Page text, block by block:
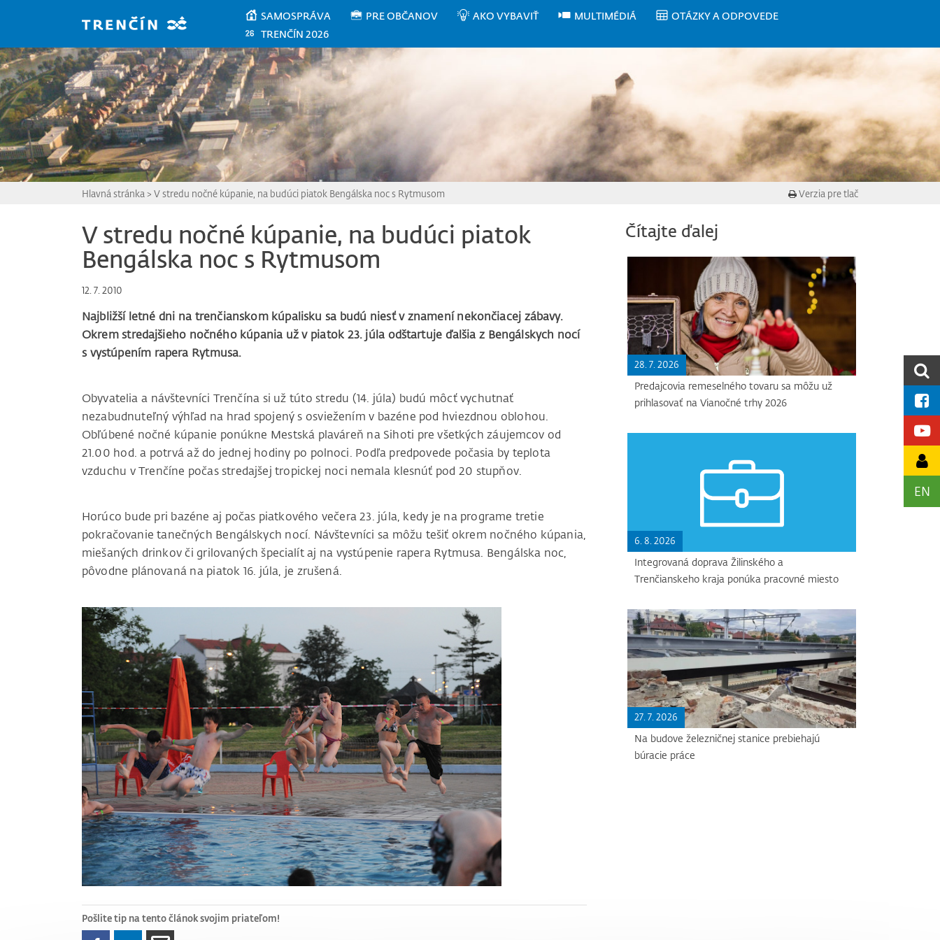
SAMOSPRÁVA PRE OBČANOV AKO VYBAVIŤ MULTIMÉDIÁ
OTÁZKY A ODPOVEDE
TRENČÍN 2026
EN
Hlavná stránka > V stredu nočné kúpanie, na budúci piatok Bengálska noc s Rytmusom Verzia pre tlač
V stredu nočné kúpanie, na budúci piatok
Bengálska noc s Rytmusom
12. 7. 2010
Najbližší letné dni na trenčianskom kúpalisku sa budú niesť v znamení nekončiacej zábavy.
Okrem stredajšieho nočného kúpania už v piatok 23. júla odštartuje ďalšia z Bengálskych nocí
s vystúpením rapera Rytmusa.
Obyvatelia a návštevníci Trenčína si už túto stredu (14. júla) budú môcť vychutnať
nezabudnuteľný výhľad na hrad spojený s osviežením v bazéne pod hviezdnou oblohou.
Obľúbené nočné kúpanie ponúkne Mestská plaváreň na Sihoti pre všetkých záujemcov od
21.00 hod. a potrvá až do jednej hodiny po polnoci. Podľa predpovede počasia by teplota
vzduchu v Trenčíne počas stredajšej tropickej noci nemala klesnúť pod 20 stupňov.
Horúco bude pri bazéne aj počas piatkového večera 23. júla, kedy je na programe tretie
pokračovanie tanečných Bengálskych nocí. Návštevníci sa môžu tešiť okrem nočného kúpania,
miešaných drinkov či grilovaných špecialít aj na vystúpenie rapera Rytmusa. Bengálska noc,
pôvodne plánovaná na piatok 16. júla, je zrušená.
Pošlite tip na tento článok svojim priateľom!
Čítajte ďalej
28. 7. 2026
Predajcovia remeselného tovaru sa môžu už
prihlasovať na Vianočné trhy 2026
6. 8. 2026
Integrovaná doprava Žilinského a
Trenčianskeho kraja ponúka pracovné miesto
27. 7. 2026
Na budove železničnej stanice prebiehajú
búracie práce